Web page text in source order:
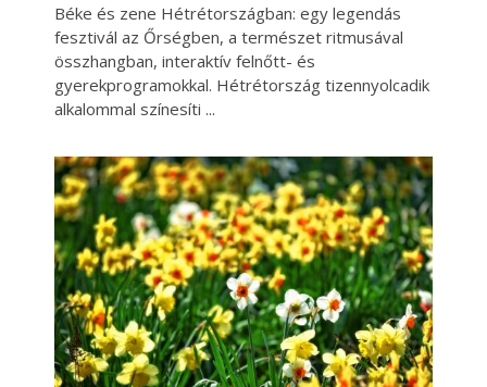
Béke és zene Hétrétországban: egy legendás
fesztivál az Őrségben, a természet ritmusával
összhangban, interaktív felnőtt- és
gyerekprogramokkal. Hétrétország tizennyolcadik
alkalommal színesíti